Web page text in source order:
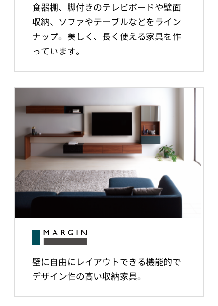
食器棚、脚付きのテレビボードや壁面
収納、ソファやテーブルなどをライン
ナップ。美しく、長く使える家具を作
っています。
壁に自由にレイアウトできる機能的で
デザイン性の高い収納家具。